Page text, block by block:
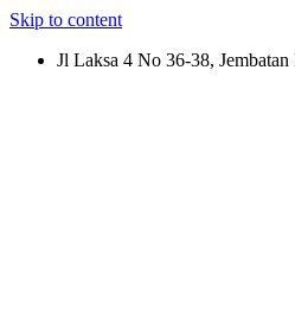
Skip to content
Jl Laksa 4 No 36-38,